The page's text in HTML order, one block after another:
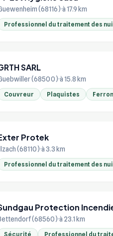
(68116) à 17.9 km
Professionnel du traitement des
SARL
(68500) à 15.8 km
Couvreur Plaquistes
Protek
(68110) à 3.3 km
Professionnel du traitement des
(68560) à 23.1 km
Sécurité Professionnel du